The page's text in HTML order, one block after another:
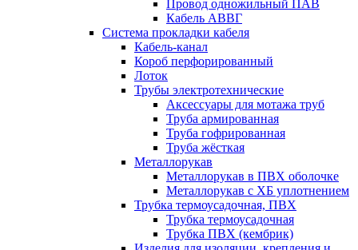
Провод одножильный ПАВ
Кабель АВВГ
Система прокладки кабеля
Кабель-канал
Короб перфорированный
Лоток
Трубы электротехнические
Аксессуары для мотажа труб
Труба армированная
Труба гофрированная
Труба жёсткая
Металлорукав
Металлорукав в ПВХ оболочке
Металлорукав с ХБ уплотнением
Трубка термоусадочная, ПВХ
Трубка термоусадочная
Трубка ПВХ (кембрик)